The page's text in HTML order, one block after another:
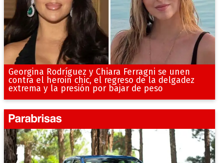
Georgina Rodríguez y Chiara Ferragni se unen
contra el heroin chic, el regreso de la delgadez
extrema y la presión por bajar de peso